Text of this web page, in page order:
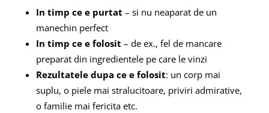
In timp ce e purtat – si nu neaparat de un
manechin perfect
In timp ce e folosit – de ex., fel de mancare
preparat din ingredientele pe care le vinzi
Rezultatele dupa ce e folosit: un corp mai
suplu, o piele mai stralucitoare, priviri admirative,
o familie mai fericita etc.